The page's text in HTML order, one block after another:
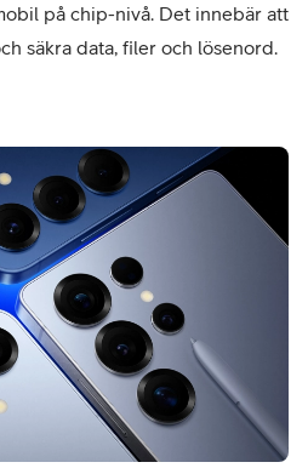
på chip-nivå. Det innebär att
säkra data, filer och lösenord.